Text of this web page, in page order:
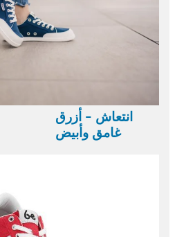
انتعاش - أزرق
غامق وأبيض